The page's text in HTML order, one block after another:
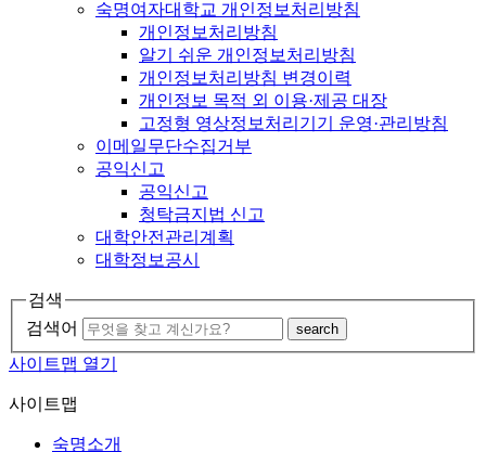
숙명여자대학교 개인정보처리방침
개인정보처리방침
알기 쉬운 개인정보처리방침
개인정보처리방침 변경이력
개인정보 목적 외 이용·제공 대장
고정형 영상정보처리기기 운영·관리방침
이메일무단수집거부
공익신고
공익신고
청탁금지법 신고
대학안전관리계획
대학정보공시
검색
검색어
search
사이트맵 열기
사이트맵
숙명소개